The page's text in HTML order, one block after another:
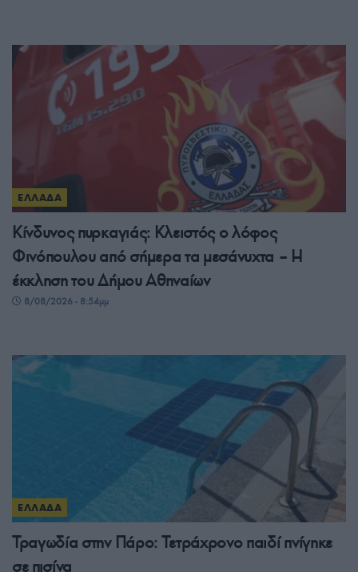
ΕΛΛΑΔΑ
Κίνδυνος πυρκαγιάς: Κλειστός ο λόφος
Φινόπουλου από σήμερα τα μεσάνυχτα – Η
έκκληση του Δήμου Αθηναίων
8/08/2026 - 8:54μμ
ΕΛΛΑΔΑ
Τραγωδία στην Πάρο: Τετράχρονο παιδί πνίγηκε
σε πισίνα